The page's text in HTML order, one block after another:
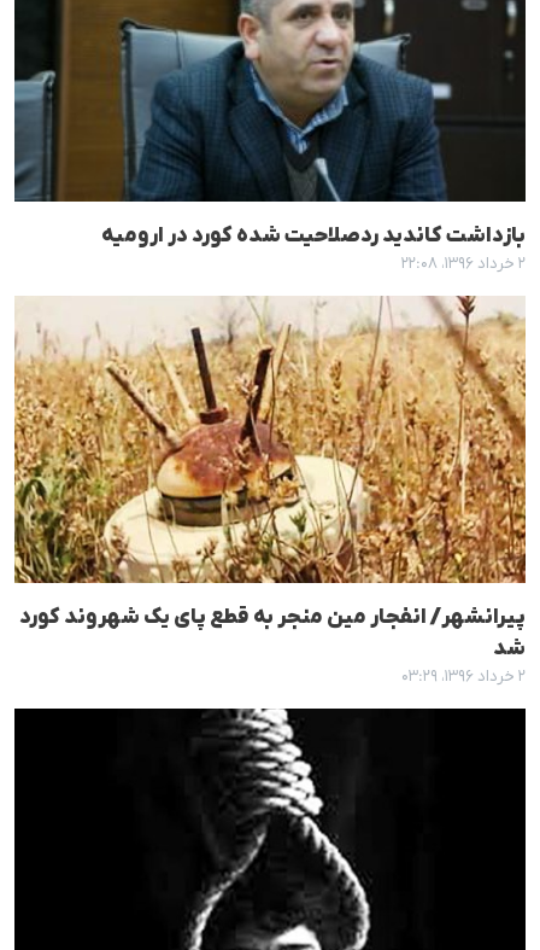
بازداشت کاندید ردصلاحیت شدە کورد در ارومیە
۲ خرداد ۱۳۹۶، ۲۲:۰۸
پیرانشهر/ انفجار مین منجر بە قطع پای یک شهروند کورد
شد
۲ خرداد ۱۳۹۶، ۰۳:۲۹